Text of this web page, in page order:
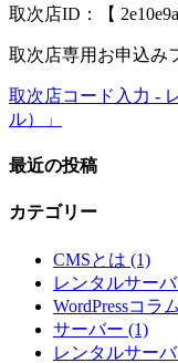
取次店ID：【
取次店専用お申込み
取次店コード入力 -
ル）」
最近の投稿
カテゴリー
CMSとは (1)
レンタルサー
WordPressコラ
サーバー (1)
レンタルサー